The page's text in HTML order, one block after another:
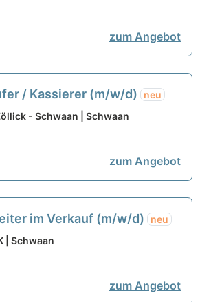
zum Angebot
/ Kassierer (m/w/d)
neu
- Schwaan | Schwaan
zum Angebot
im Verkauf (m/w/d)
neu
| Schwaan
zum Angebot